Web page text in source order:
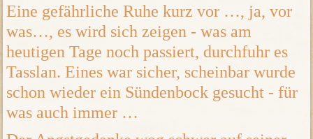
Eine gefährliche Ruhe kurz vor …, ja, vor
was…, es wird sich zeigen - was am
heutigen Tage noch passiert, durchfuhr es
Tasslan. Eines war sicher, scheinbar wurde
schon wieder ein Sündenbock gesucht - für
was auch immer …